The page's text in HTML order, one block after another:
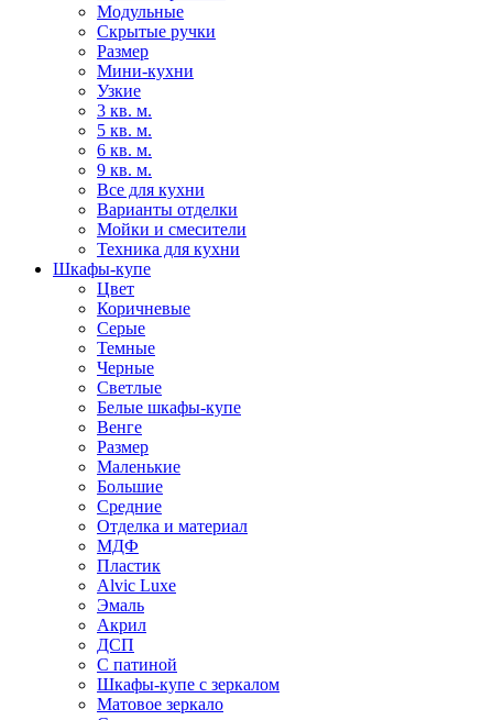
Модульные
Скрытые ручки
Размер
Мини-кухни
Узкие
3 кв. м.
5 кв. м.
6 кв. м.
9 кв. м.
Все для кухни
Варианты отделки
Мойки и смесители
Техника для кухни
Шкафы-купе
Цвет
Коричневые
Серые
Темные
Черные
Светлые
Белые шкафы-купе
Венге
Размер
Маленькие
Большие
Средние
Отделка и материал
МДФ
Пластик
Alvic Luxe
Эмаль
Акрил
ДСП
С патиной
Шкафы-купе с зеркалом
Матовое зеркало